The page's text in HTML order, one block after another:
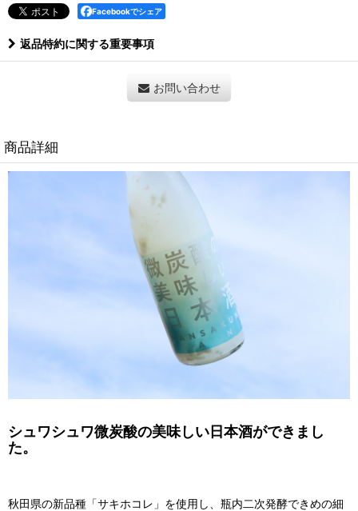
Facebookでシェア
返品特約に関する重要事項
お問い合わせ
商品詳細
シュワシュワ微炭酸の美味しい日本酒ができまし
た。
秋田県の新品種「サキホコレ」を使用し、瓶内二次発酵できめの細